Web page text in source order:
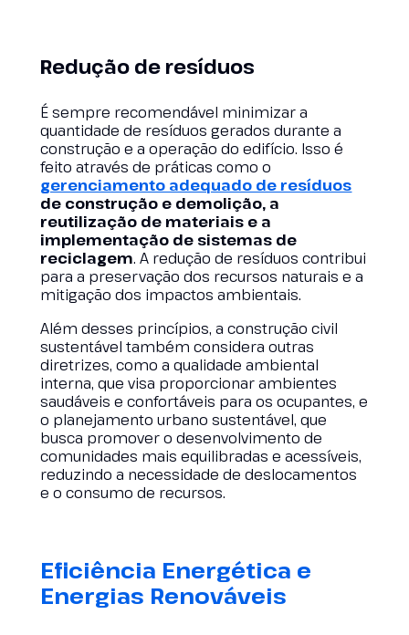
Redução de resíduos
É sempre recomendável minimizar a
quantidade de resíduos gerados durante a
construção e a operação do edifício. Isso é
feito através de práticas como o
gerenciamento adequado de resíduos
de construção e demolição, a
reutilização de materiais e a
implementação de sistemas de
reciclagem. A redução de resíduos contribui
para a preservação dos recursos naturais e a
mitigação dos impactos ambientais.
Além desses princípios, a construção civil
sustentável também considera outras
diretrizes, como a qualidade ambiental
interna, que visa proporcionar ambientes
saudáveis e confortáveis para os ocupantes, e
o planejamento urbano sustentável, que
busca promover o desenvolvimento de
comunidades mais equilibradas e acessíveis,
reduzindo a necessidade de deslocamentos
e o consumo de recursos.
Eficiência Energética e
Energias Renováveis